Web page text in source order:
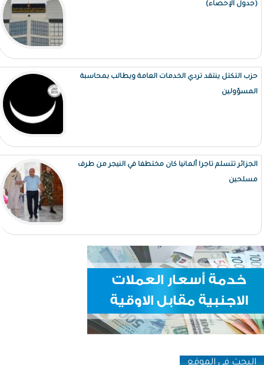
(جدول الإحصاء)
حزب التكتل ينتقد تردي الخدمات العامة ويطالب بمحاسبة
المسؤولين
الجزائر تتسلم تاجرا ألمانيا كان مختطفا في النيجر من طرف
مسلحين